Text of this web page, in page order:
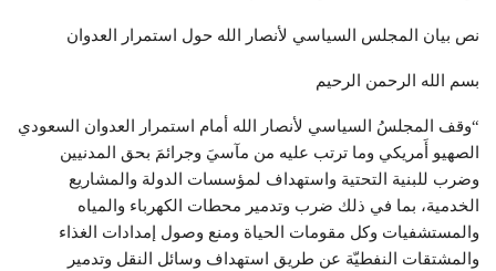
نص بيان المجلس السياسي لأنصار الله حول استمرار العدوان
بسم الله الرحمن الرحيم
“وقف المجلسُ السياسي لأنصار الله أمام استمرار العدوان السعودي
الصهيو أَمريكي وما ترتب عليه من مآسيَ وجرائمَ بحق المدنيين
وضرب للبنية التحتية واستهداف لمؤسسات الدولة والمشاريع
الخدمية، بما في ذلك ضرب وتدمير محطات الكهرباء والمياه
والمستشفيات وكل مقومات الحياة ومنع وصول إمدادات الغذاء
والمشتقات النفطيّة عن طريق استهداف وسائل النقل وتدمير